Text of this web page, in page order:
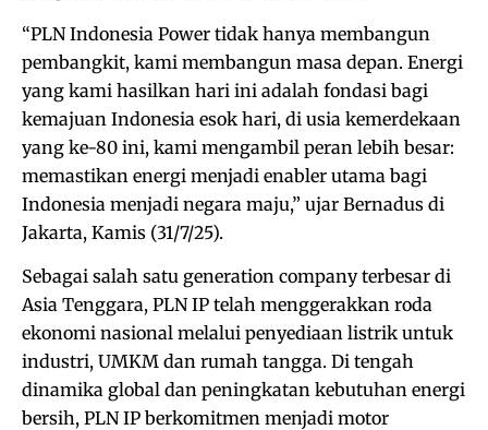
“PLN Indonesia Power tidak hanya membangun
pembangkit, kami membangun masa depan. Energi
yang kami hasilkan hari ini adalah fondasi bagi
kemajuan Indonesia esok hari, di usia kemerdekaan
yang ke-80 ini, kami mengambil peran lebih besar:
memastikan energi menjadi enabler utama bagi
Indonesia menjadi negara maju,” ujar Bernadus di
Jakarta, Kamis (31/7/25).
Sebagai salah satu generation company terbesar di
Asia Tenggara, PLN IP telah menggerakkan roda
ekonomi nasional melalui penyediaan listrik untuk
industri, UMKM dan rumah tangga. Di tengah
dinamika global dan peningkatan kebutuhan energi
bersih, PLN IP berkomitmen menjadi motor